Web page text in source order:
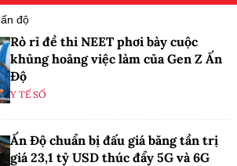
ấn độ
Rò rỉ đề thi NEET phơi bày cuộc
khủng hoảng việc làm của Gen Z Ấn
Độ
Y TẾ SỐ
Ấn Độ chuẩn bị đấu giá băng tần trị
giá 23,1 tỷ USD thúc đẩy 5G và 6G